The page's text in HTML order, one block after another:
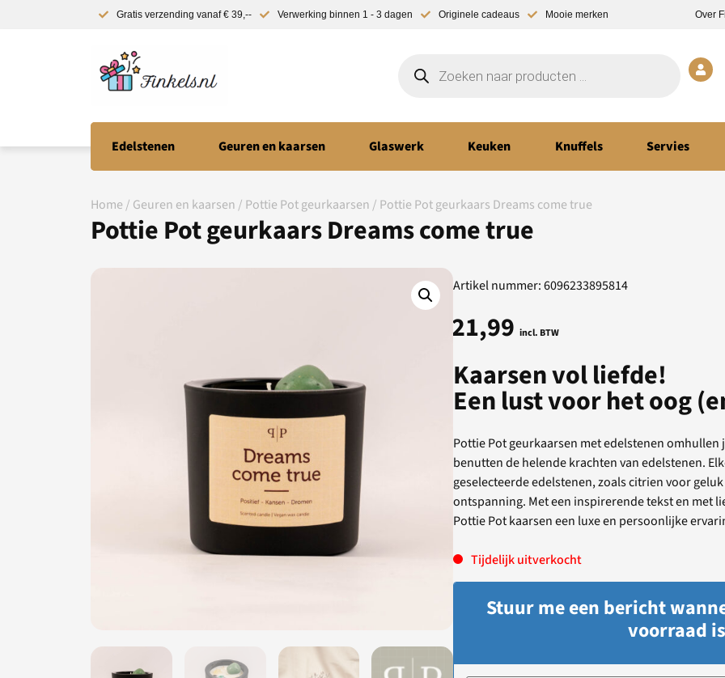
Gratis verzending vanaf € 39,-- Verwerking binnen 1 - 3 dagen Originele cadeaus Mooie merken Over
Edelstenen Geuren en kaarsen Glaswerk Keuken Knuffels Servies
Home / Geuren en kaarsen / Pottie Pot geurkaarsen / Pottie Pot geurkaars Dreams come true
Pottie Pot geurkaars Dreams come true
Artikel nummer: 6096233895814
21,99 incl. BTW
Kaarsen vol liefde!
Een lust voor het oog
Pottie Pot geurkaarsen met edelstenen omhullen
benutten de helende krachten van edelstenen.
geselecteerde edelstenen, zoals citrien voor
ontspanning. Met een inspirerende tekst en met
Pottie Pot kaarsen een luxe en persoonlijke
Tijdelijk uitverkocht
Stuur me een bericht
voorraad